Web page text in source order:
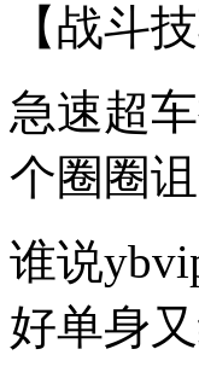
【战斗
急速超
个圈圈
谁说
好单身